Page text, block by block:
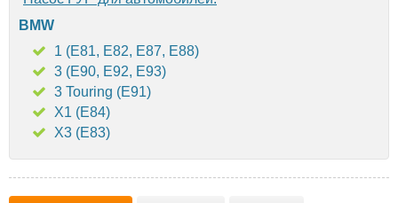
BMW
1 (E81, E82, E87, E88)
3 (E90, E92, E93)
3 Touring (E91)
X1 (E84)
X3 (E83)